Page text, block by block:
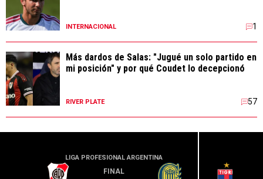
INTERNACIONAL 1
Más dardos de Salas: "Jugué un solo partido en
mi posición" y por qué Coudet lo decepcionó
RIVER PLATE 57
LIGA PROFESIONAL ARGENTINA
FINAL